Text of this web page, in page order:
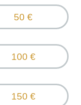
50 €
100 €
150 €